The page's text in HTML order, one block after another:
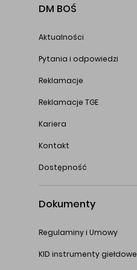
DM BOŚ
Aktualności
Pytania i odpowiedzi
Reklamacje
Reklamacje TGE
Kariera
Kontakt
Dostępność
Dokumenty
Regulaminy i Umowy
KID instrumenty giełdowe